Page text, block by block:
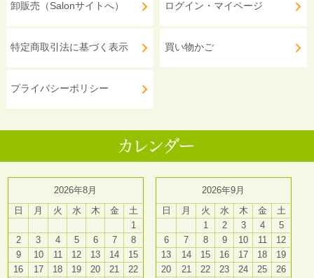
卸販売（Salonサイトへ）
特定商取引法に基づく表示
プライバシーポリシー
ログイン・マイページ
買い物かご
2026年8月
日
月 火 水 木 金
土
1
2
3 4 5 6 7
8
9
10 11 12 13 14
15
16
17 18 19 20 21
22
2026年9月
日
月 火 水 木 金
土
1
2 3 4
5
6
7 8 9 10 11
12
13
14 15 16 17 18
19
20
21 22 23 24 25
26